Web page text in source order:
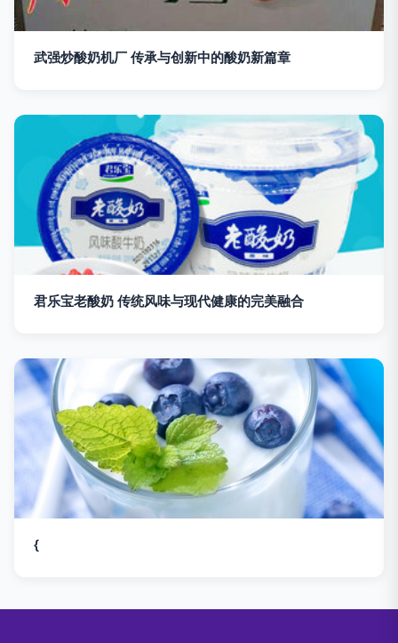
武强炒酸奶机厂 传承与创新中的酸奶新篇章
君乐宝老酸奶 传统风味与现代健康的完美融合
{